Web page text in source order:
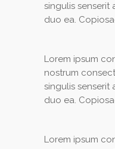
singulis senserit
duo ea.
Lorem ipsum
nostrum
singulis senserit
duo ea.
Lorem ipsum